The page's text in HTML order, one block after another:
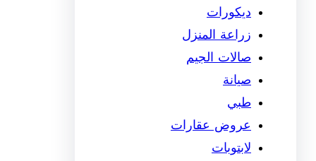
ديكورات
زراعة المنزل
صالات الجيم
صيانة
طبي
عروض عقارات
لابتوبات